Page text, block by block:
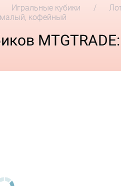
Игральные кубики
малый, кофейный